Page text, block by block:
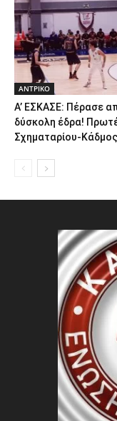
ΑΝTΡΙΚΟ
Α’ ΕΣΚΑΣΕ: Πέρασε
δύσκολη έδρα!
Σχηματαρίου-